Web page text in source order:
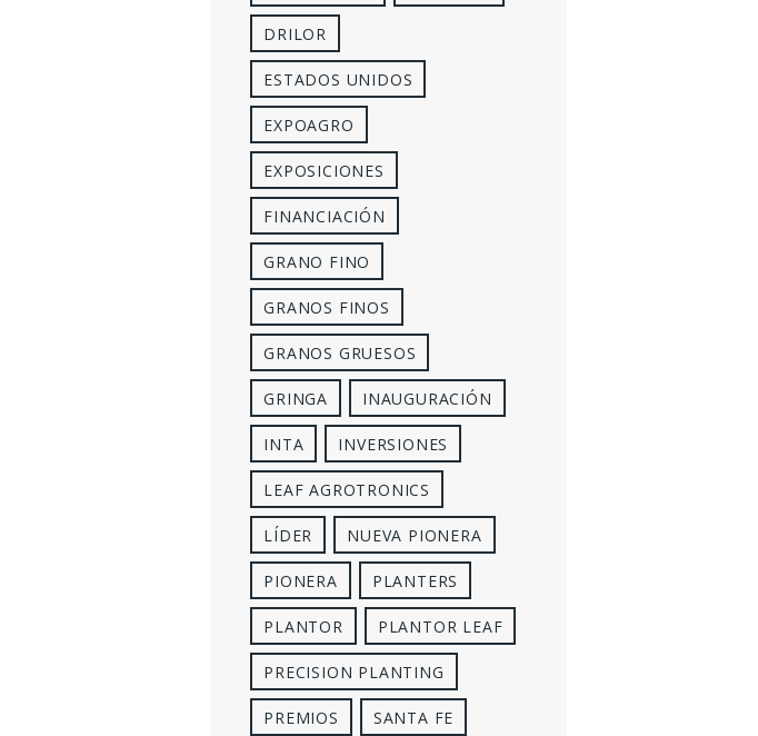
DRILOR
ESTADOS UNIDOS
EXPOAGRO
EXPOSICIONES
FINANCIACIÓN
GRANO FINO
GRANOS FINOS
GRANOS GRUESOS
GRINGA INAUGURACIÓN
INTA INVERSIONES
LEAF AGROTRONICS
LÍDER NUEVA PIONERA
PIONERA PLANTERS
PLANTOR PLANTOR LEAF
PRECISION PLANTING
PREMIOS SANTA FE